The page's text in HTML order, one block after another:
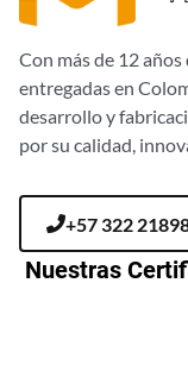
Con más de 12
entregadas en
desarrollo y
por su calidad,
+57 322
Nuestras